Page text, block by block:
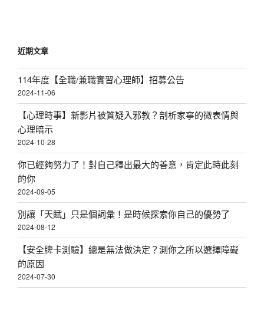
吞，
女
人
該
聽
見
內
心
聲
音〉
近期文章
114年度【全職/兼職實習心理師】招募公告
2024-11-06
【心理時事】新影片被質疑入邪教？剖析家寧的微表情與
心理暗示
2024-10-28
你已經夠努力了！對自己釋出最大的善意，肯定此時此刻
的你
2024-09-05
別讓「天賦」只是個詞彙！是時候探索你自己的優勢了
2024-08-12
【安全牌卡測驗】總是無法做決定？測你之所以選擇障礙
的原因
2024-07-30